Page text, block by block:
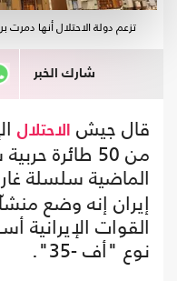
تزعم دولة الاحتلال أنها دمرت
شارك الخبر
قال جيش الاحتلال
من 50 طائرة
الماضية سلسلة
إيران إنه وضع
القوات الإيرانية
نوع "أف -35".